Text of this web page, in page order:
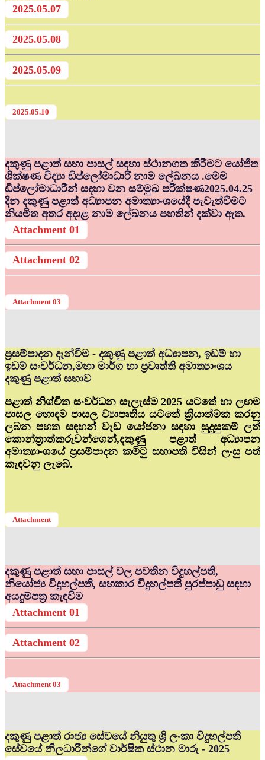
2025.05.07
2025.05.08
2025.05.09
2025.05.10
දකුණු පළාත් සභා පාසල් සඳහා ස්ථානගත කිරීමට යෝජිත
ශික්ෂණ විද්‍යා ඩිප්ලෝමාධාරී නාම ලේඛනය .මෙම
ඩිප්ලෝමාධාරීන් සඳහා වන සම්මුඛ පරීක්ෂණ2025.04.25
දින දකුණු පළාත් අධ්‍යාපන අමාත්‍යාංශයේදී පැවැත්වීමට
නියමිත අතර අදාළ නාම ලේඛනය පහතින් දක්වා ඇත.
Attachment 01
Attachment 02
Attachment 03
ප්‍රසම්පාදන දැන්වීම - දකුණු පළාත් අධ්‍යාපන, ඉඩම් හා
ඉඩම් සංවර්ධන,මහා මාර්ග හා ප්‍රවෘත්ති අමාත්‍යාංශය
දකුණු පළාත් සභාව
පළාත් නිශ්චිත සංවර්ධන සැලැස්ම 2025 යටතේ හා ලඟම
පාසල හොඳම පාසල ව්‍යාපෘතිය යටතේ ක්‍රියාත්මක කරනු
ලබන පහත සඳහන් වැඩ යෝජනා සඳහා සුදුසුකම් ලත්
කොන්ත්‍රාත්කරුවන්ගෙන්,දකුණු පළාත් අධ්‍යාපන
අමාත්‍යාංශයේ ප්‍රසම්පාදන කමිටු සභාපති විසින් ලංසු පත්
කැඳවනු ලැබේ.
Attachment
දකුණු පළාත් සභා පාසල් වල පවතින විදුහල්පති,
නියෝජ්‍ය විදුහල්පති, සහකාර විදුහල්පති පුරප්පාඩු සඳහා
අයදුම්පත්‍ර කැඳවිම
Attachment 01
Attachment 02
Attachment 03
දකුණු පළාත් රාජ්‍ය සේවයේ නියුතු ශ්‍රි ලංකා විදුහල්පති
සේවයේ නිලධාරින්ගේ වාර්ෂික ස්ථාන මාරු - 2025